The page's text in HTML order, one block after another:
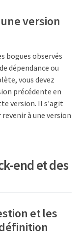
version
bogues observés
dépendance ou
vous devez
précédente en
version. Il s'agit
à une version
end et des
et les